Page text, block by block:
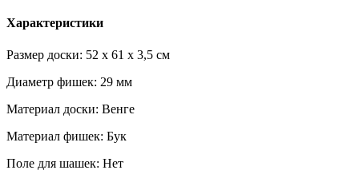
Характеристики
Размер доски: 52 x 61 x 3,5 см
Диаметр фишек: 29 мм
Материал доски: Венге
Материал фишек: Бук
Поле для шашек: Нет